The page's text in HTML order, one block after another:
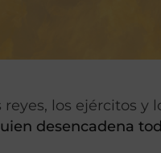
los ejércitos y
desencadena